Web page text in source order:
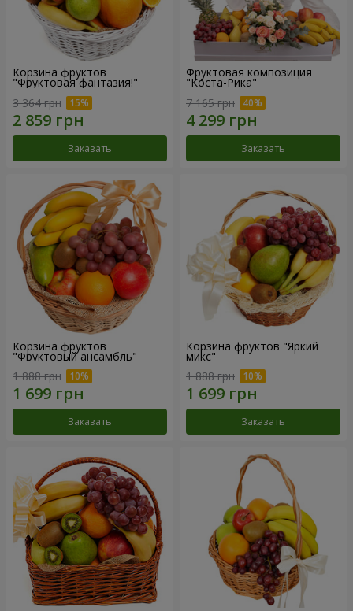
Корзина фруктов
"Фруктовая фантазия!"
3 364 грн
Заказать
Фруктовая композиция
"Коста-Рика"
7 165 грн
Заказать
Корзина фруктов
"Фруктовый ансамбль"
1 888 грн
Заказать
Корзина фруктов "Яркий
микс"
1 888 грн
Заказать